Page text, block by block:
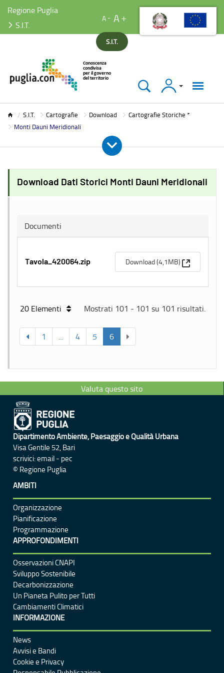
Regione Puglia
S.I.T.
A A
S.I.T.
Accedi
S.I.T. Cartografie Download
Cartografie Storiche *
Monti Dauni Meridionali
Download Dati Storici Monti Dauni Meridionali
Documenti
Tavola_420064.zip Download (4,1MB) (Apre una
20 Elementi Mostrati 101 - 101 su 101 risultati.
1 ... 4 5 6
Valuta questo sito
Dipartimento Ambiente, Paesaggio e Qualità Urbana
Visa Gentile 52, Bari
scrivici:email- pec
© Regione Puglia
AMBITI
Organizzazione
Pianificazione
Programmazione
APPROFONDIMENTI
Osservazioni CNAPI
Sviluppo Sostenibile
Decarbonizzazione
Un Pianeta Pulito per Tutti
Cambiamenti Climatici
INFORMAZIONE
News
Avvisi e Bandi
Cookie e Privacy